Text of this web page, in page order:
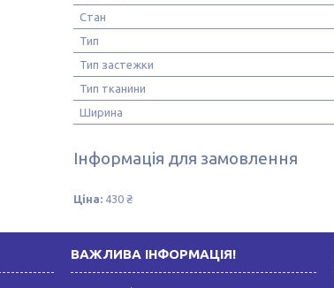
Стан
Тип
Тип застежки
Тип тканини
Ширина
Інформація для замовлення
Ціна: 430 ₴
ВАЖЛИВА ІНФОРМАЦІЯ!